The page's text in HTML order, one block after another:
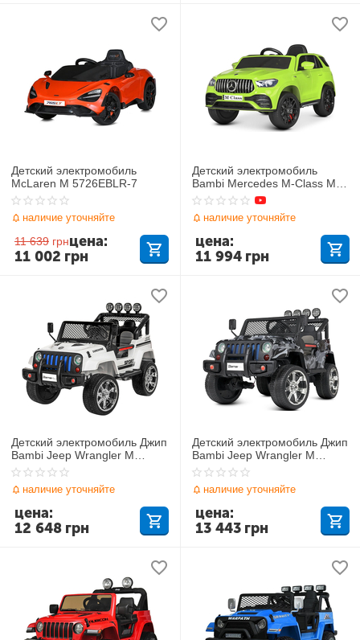
Детский электромобиль
McLaren M 5726EBLR-7
наличие уточняйте
11 639 грн
11 002 грн
цена:
Детский электромобиль
Bambi Mercedes M-Class M
4781EBLR-5
наличие уточняйте
11 994 грн
цена:
Детский электромобиль Джип
Bambi Jeep Wrangler M
3237EBLR-1
наличие уточняйте
12 648 грн
цена:
Детский электромобиль Джип
Bambi Jeep Wrangler M
3237EBLRS-18
наличие уточняйте
13 443 грн
цена: